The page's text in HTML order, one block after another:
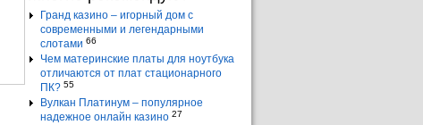
Гранд казино – игорный дом с
современными и легендарными
слотами 66
Чем материнские платы для ноутбука
отличаются от плат стационарного
ПК? 55
Вулкан Платинум – популярное
надежное онлайн казино 27